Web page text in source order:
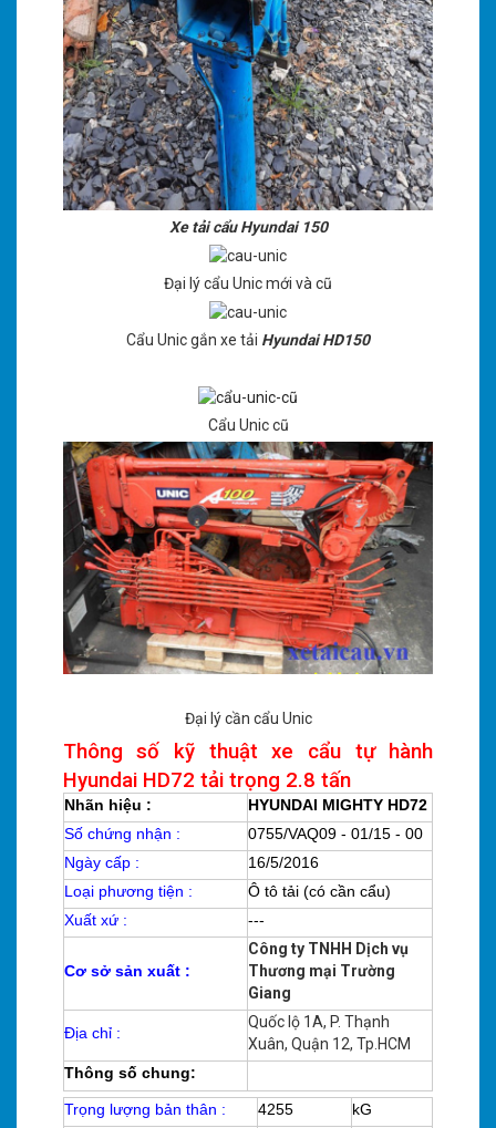
Xe tải cẩu Hyundai 150
Đại lý cẩu Unic mới và cũ
Cẩu Unic gắn xe tải Hyundai HD150
Cẩu Unic cũ
Đại lý cần cẩu Unic
Thông số kỹ thuật xe cẩu tự hành
Hyundai HD72 tải trọng 2.8 tấn
Nhãn hiệu :
HYUNDAI MIGHTY HD72
Số chứng nhận :
0755/VAQ09 - 01/15 - 00
Ngày cấp :
16/5/2016
Loại phương tiện :
Ô tô tải (có cần cẩu)
Xuất xứ :
---
Cơ sở sản xuất :
Công ty TNHH Dịch vụ
Thương mại Trường
Giang
Địa chỉ :
Quốc lộ 1A, P. Thạnh
Xuân, Quận 12, Tp.HCM
Thông số chung:
Trọng lượng bản thân : 4255
kG